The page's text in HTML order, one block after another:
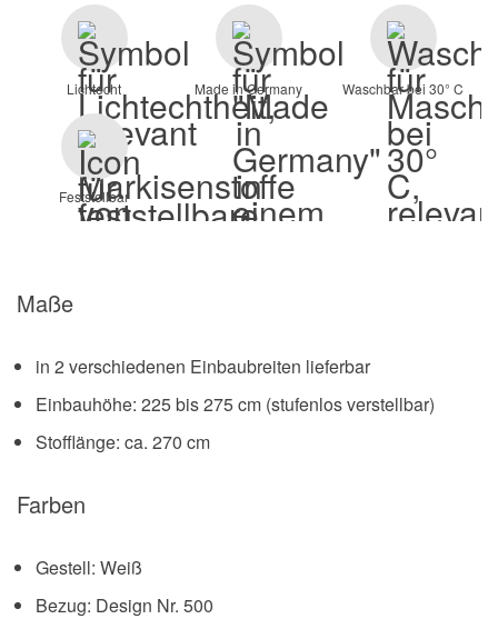
Lichtecht Made in Germany Waschbar bei 30° C
Feststellbar
Maße
in 2 verschiedenen Einbaubreiten lieferbar
Einbauhöhe: 225 bis 275 cm (stufenlos verstellbar)
Stofflänge: ca. 270 cm
Farben
Gestell: Weiß
Bezug: Design Nr. 500